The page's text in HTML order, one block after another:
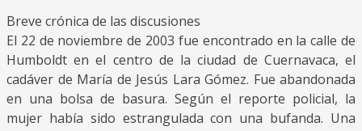
Breve crónica de las discusiones
El 22 de noviembre de 2003 fue encontrado en la calle de
Humboldt en el centro de la ciudad de Cuernavaca, el
cadáver de María de Jesús Lara Gómez. Fue abandonada
en una bolsa de basura. Según el reporte policial, la
mujer había sido estrangulada con una bufanda. Una